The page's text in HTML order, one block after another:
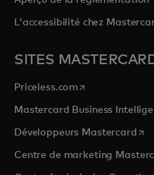
L'accessibilité chez
SITES
Priceless.com s’ouvre dans un
Mastercard Business
Développeurs Mastercard
Centre de marketing